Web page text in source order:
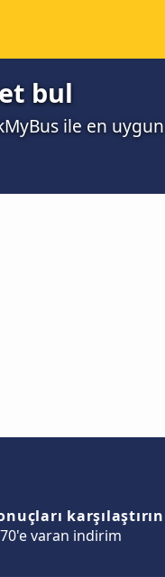
bul
ile en
karşılaştırın
varan indirim